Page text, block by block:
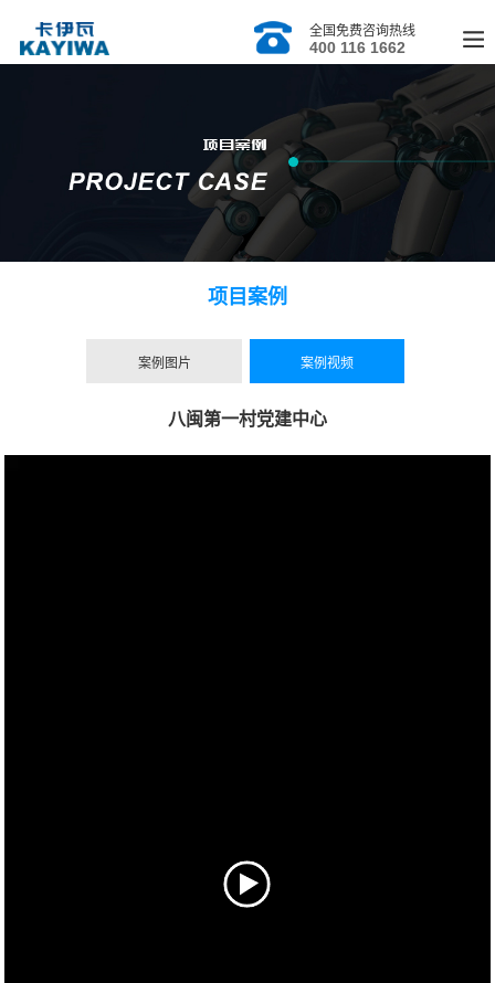
全国免费咨询热线
400 116 1662
项目案例
案例图片 案例视频
八闽第一村党建中心